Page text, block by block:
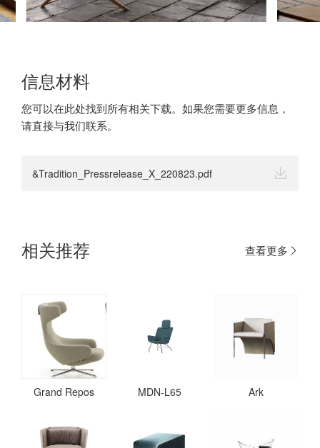
信息材料
您可以在此处找到所有相关下载。如果您需要更多信息，
请直接与我们联系。
&Tradition_Pressrelease_X_220823.pdf
相关推荐 查看更多
Grand Repos MDN-L65 Ark